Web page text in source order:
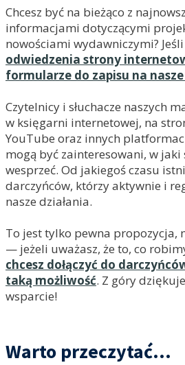
Chcesz być na bieżąco z
informacjami dotyczącymi
nowościami wydawniczymi?
odwiedzenia strony
formularze do zapisu na
Czytelnicy i słuchacze naszych
w księgarni internetowej, na
YouTube oraz innych
mogą być zainteresowani, w jaki
wesprzeć. Od jakiegoś czasu
darczyńców, którzy aktywnie i
nasze działania.
To jest tylko pewna propozycja,
— jeżeli uważasz, że to, co
chcesz dołączyć do
taką możliwość. Z góry
wsparcie!
Warto przeczytać...